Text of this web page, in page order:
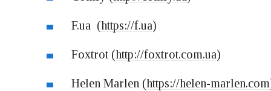
F.ua (https://f.ua)
Foxtrot (http://foxtrot.com.ua)
Helen Marlen (https://helen-marlen.com